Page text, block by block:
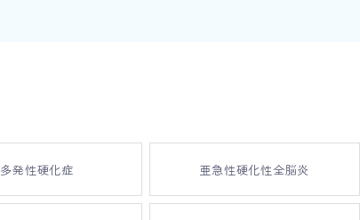
多発性硬化症 亜急性硬化性全脳炎